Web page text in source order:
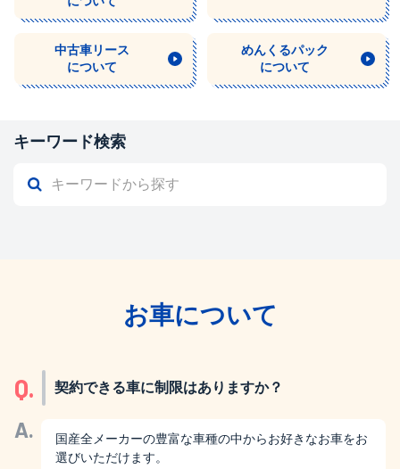
中古車リース
について
めんくるパック
について
キーワード検索
お車について
Q. 契約できる車に制限はありますか？
A.
国産全メーカーの豊富な車種の中からお好きなお車をお
選びいただけます。